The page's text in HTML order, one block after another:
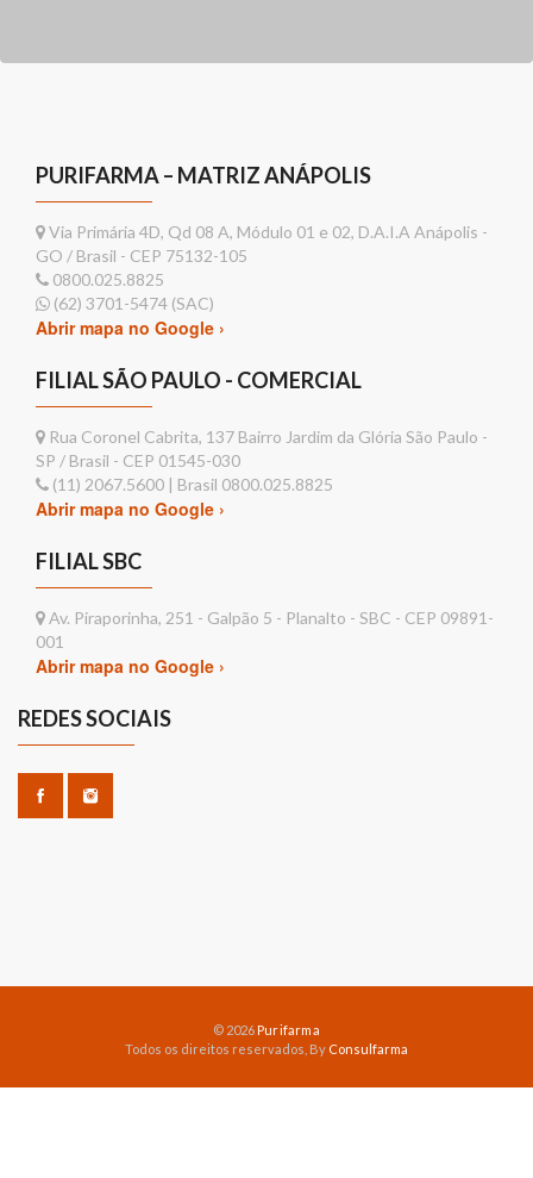
PURIFARMA – MATRIZ ANÁPOLIS
Via Primária 4D, Qd 08 A, Módulo 01 e 02, D.A.I.A Anápolis -
GO / Brasil - CEP 75132-105
0800.025.8825
(62) 3701-5474 (SAC)
Abrir mapa no Google ›
FILIAL SÃO PAULO - COMERCIAL
Rua Coronel Cabrita, 137 Bairro Jardim da Glória São Paulo -
SP / Brasil - CEP 01545-030
(11) 2067.5600 | Brasil 0800.025.8825
Abrir mapa no Google ›
FILIAL SBC
Av. Piraporinha, 251 - Galpão 5 - Planalto - SBC - CEP 09891-
001
Abrir mapa no Google ›
REDES SOCIAIS
© 2026 Purifarma
Todos os direitos reservados, By Consulfarma